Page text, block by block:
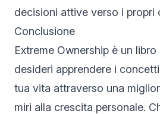
decisioni attive verso i propri
Conclusione
Extreme Ownership è un
desideri apprendere i
tua vita attraverso una
miri alla crescita personale.